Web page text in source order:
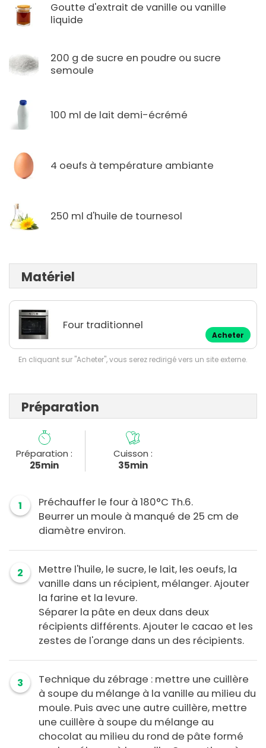
Goutte d'extrait de vanille ou vanille
liquide
200 g de sucre en poudre ou sucre
semoule
100 ml de lait demi-écrémé
4 oeufs à température ambiante
250 ml d'huile de tournesol
Matériel
Four traditionnel
Acheter
En cliquant sur "Acheter", vous serez redirigé vers un site externe.
Préparation
Préparation :
25min
Cuisson :
35min
1
Préchauffer le four à 180°C Th.6.
Beurrer un moule à manqué de 25 cm de
diamètre environ.
2
Mettre l'huile, le sucre, le lait, les oeufs, la
vanille dans un récipient, mélanger. Ajouter
la farine et la levure.
Séparer la pâte en deux dans deux
récipients différents. Ajouter le cacao et les
zestes de l'orange dans un des récipients.
3
Technique du zébrage : mettre une cuillère
à soupe du mélange à la vanille au milieu du
moule. Puis avec une autre cuillère, mettre
une cuillère à soupe du mélange au
chocolat au milieu du rond de pâte formé